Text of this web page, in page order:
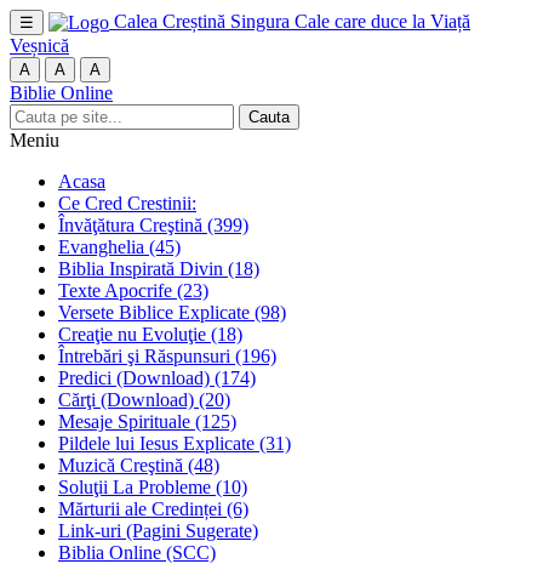
☰ Calea Creștină Singura Cale care duce la Viață
Veșnică
A A A
Biblie Online
Cauta
Meniu
Acasa
Ce Cred Crestinii:
Învăţătura Creştină (399)
Evanghelia (45)
Biblia Inspirată Divin (18)
Texte Apocrife (23)
Versete Biblice Explicate (98)
Creaţie nu Evoluţie (18)
Întrebări şi Răspunsuri (196)
Predici (Download) (174)
Cărţi (Download) (20)
Mesaje Spirituale (125)
Pildele lui Iesus Explicate (31)
Muzică Creştină (48)
Soluţii La Probleme (10)
Mărturii ale Credinței (6)
Link-uri (Pagini Sugerate)
Biblia Online (SCC)